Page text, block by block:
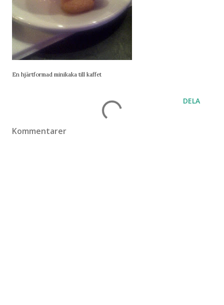
En hjärtformad minikaka till kaffet
DELA
Kommentarer